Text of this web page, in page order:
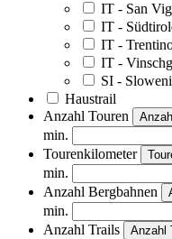
IT - San
IT -
IT -
IT -
SI -
Haustrail
Anzahl Touren
min.
Tourenkilometer
min.
Anzahl Bergbahnen
min.
Anzahl Trails
Anzahl